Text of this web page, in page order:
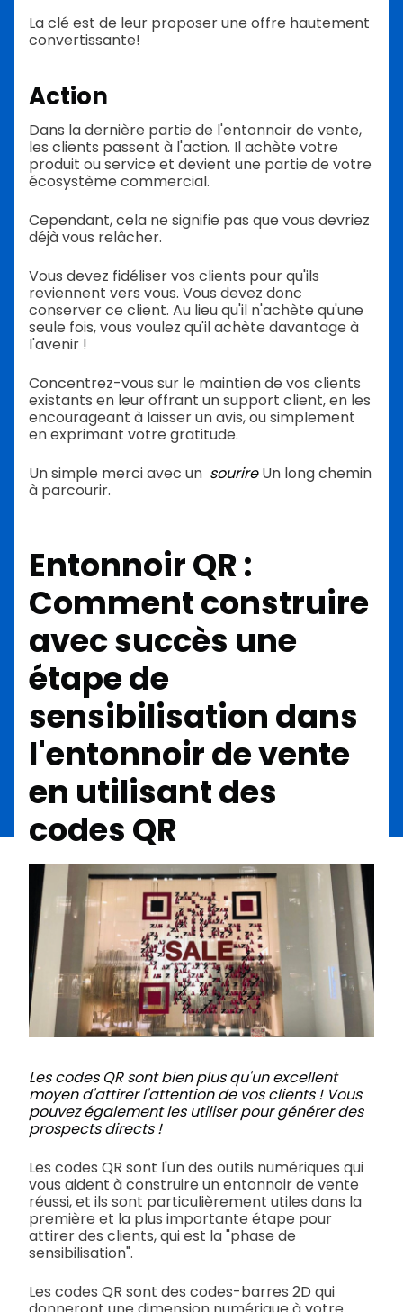
La clé est de leur proposer une offre hautement
convertissante!
Action
Dans la dernière partie de l'entonnoir de vente,
les clients passent à l'action. Il achète votre
produit ou service et devient une partie de votre
écosystème commercial.
Cependant, cela ne signifie pas que vous devriez
déjà vous relâcher.
Vous devez fidéliser vos clients pour qu'ils
reviennent vers vous. Vous devez donc
conserver ce client. Au lieu qu'il n'achète qu'une
seule fois, vous voulez qu'il achète davantage à
l'avenir !
Concentrez-vous sur le maintien de vos clients
existants en leur offrant un support client, en les
encourageant à laisser un avis, ou simplement
en exprimant votre gratitude.
Un simple merci avec un sourireUn long chemin
à parcourir.
Entonnoir QR :
Comment construire
avec succès une
étape de
sensibilisation dans
l'entonnoir de vente
en utilisant des
codes QR
Les codes QR sont bien plus qu'un excellent
moyen d'attirer l'attention de vos clients ! Vous
pouvez également les utiliser pour générer des
prospects directs !
Les codes QR sont l'un des outils numériques qui
vous aident à construire un entonnoir de vente
réussi, et ils sont particulièrement utiles dans la
première et la plus importante étape pour
attirer des clients, qui est la "phase de
sensibilisation".
Les codes QR sont des codes-barres 2D qui